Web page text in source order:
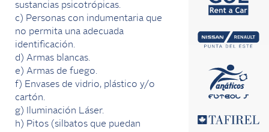
sustancias psicotrópicas.
c) Personas con indumentaria que
no permita una adecuada
identificación.
d) Armas blancas.
e) Armas de fuego.
f) Envases de vidrio, plástico y/o
cartón.
g) Iluminación Láser.
h) Pitos (silbatos que puedan